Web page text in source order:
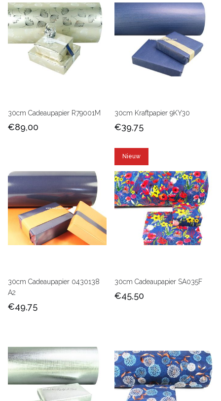
30cm Cadeaupapier R79001M
€89,00
30cm Kraftpapier 9KY30
€39,75
30cm Cadeaupapier 0430138
A2
€49,75
Nieuw
30cm Cadeaupapier SA035F
€45,50